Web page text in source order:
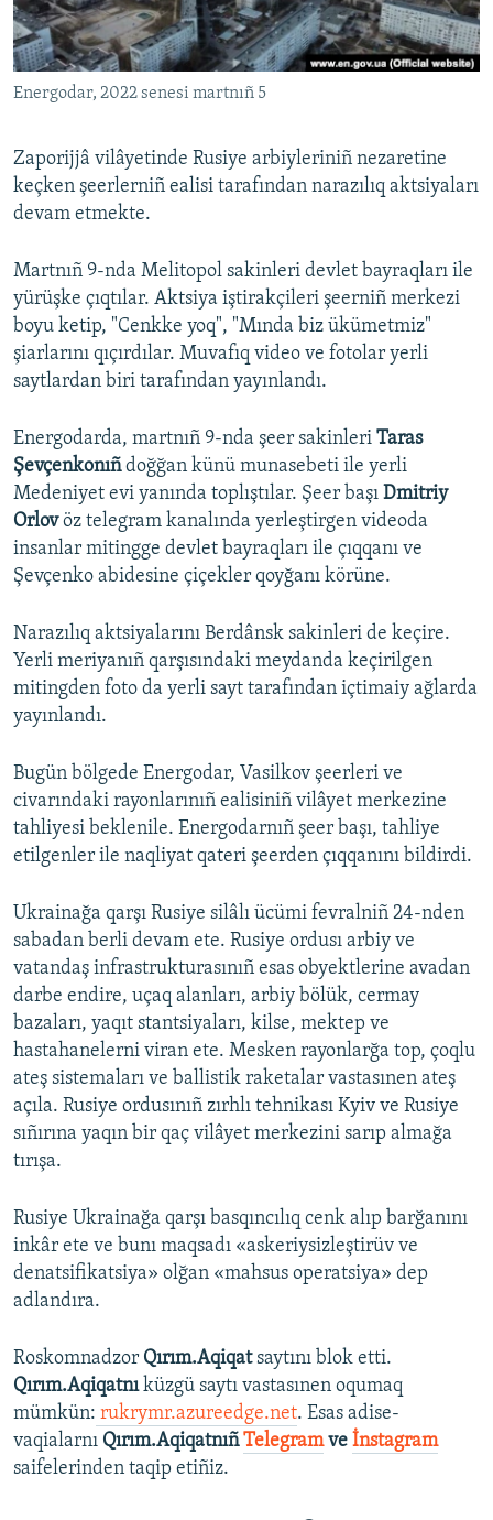
Русский
Українською
Energodar, 2022 senesi martnıñ 5
Zaporijjâ vilâyetinde Rusiye arbiyleriniñ nezaretine
keçken şeerlerniñ ealisi tarafından narazılıq aktsiyaları
devam etmekte.
Martnıñ 9-nda Melitopol sakinleri devlet bayraqları ile
yürüşke çıqtılar. Aktsiya iştirakçileri şeerniñ merkezi
boyu ketip, "Cenkke yoq", "Mında biz ükümetmiz"
şiarlarını qıçırdılar. Muvafıq video ve fotolar yerli
saytlardan biri tarafından yayınlandı.
Energodarda, martnıñ 9-nda şeer sakinleri Taras
Şevçenkonıñdoğğan künü munasebeti ile yerli
Medeniyet evi yanında toplıştılar. Şeer başı Dmitriy
Orlovöz telegram kanalında yerleştirgen videoda
insanlar mitingge devlet bayraqları ile çıqqanı ve
Şevçenko abidesine çiçekler qoyğanı körüne.
Narazılıq aktsiyalarını Berdânsk sakinleri de keçire.
Yerli meriyanıñ qarşısındaki meydanda keçirilgen
mitingden foto da yerli sayt tarafından içtimaiy ağlarda
yayınlandı.
Bugün bölgede Energodar, Vasilkov şeerleri ve
civarındaki rayonlarınıñ ealisiniñ vilâyet merkezine
tahliyesi beklenile. Energodarnıñ şeer başı, tahliye
etilgenler ile naqliyat qateri şeerden çıqqanını bildirdi.
Ukrainağa qarşı Rusiye silâlı ücümi fevralniñ 24-nden
sabadan berli devam ete. Rusiye ordusı arbiy ve
vatandaş infrastrukturasınıñ esas obyektlerine avadan
darbe endire, uçaq alanları, arbiy bölük, cermay
bazaları, yaqıt stantsiyaları, kilse, mektep ve
hastahanelerni viran ete. Mesken rayonlarğa top, çoqlu
ateş sistemaları ve ballistik raketalar vastasınen ateş
açıla. Rusiye ordusınıñ zırhlı tehnikası Kyiv ve Rusiye
sıñırına yaqın bir qaç vilâyet merkezini sarıp almağa
tırışa.
Rusiye Ukrainağa qarşı basqıncılıq cenk alıp barğanını
inkâr ete ve bunı maqsadı «askeriysizleştirüv ve
denatsifikatsiya» olğan «mahsus operatsiya» dep
adlandıra.
Roskomnadzor Qırım.Aqiqatsaytını blok etti.
Qırım.Aqiqatnıküzgü saytı vastasınen oqumaq
mümkün: rukrymr.azureedge.net. Esas adise-
vaqialarnı Qırım.AqiqatnıñTelegramve İnstagram
saifelerinden taqip etiñiz.